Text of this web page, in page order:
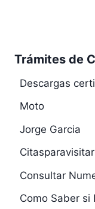
Trámites de
Descargas
Moto
Jorge Garcia
Consultar
Como Saber si